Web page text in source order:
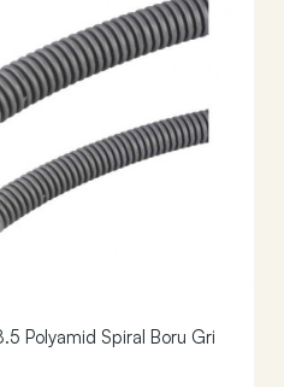
Polyamid Spiral Boru Gri